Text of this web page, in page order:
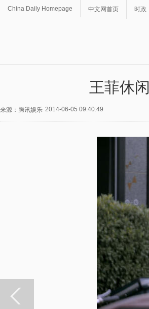
China Daily Homepage 中文网首页 时政
王菲休
来源：腾讯娱乐 2014-06-05 09:40:49